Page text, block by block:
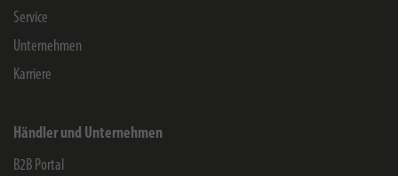
Service
Unternehmen
Karriere
Händler und Unternehmen
B2B Portal